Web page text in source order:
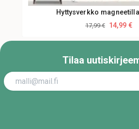
Hyttysverkko
17,99 € 14,99 €
Tilaa